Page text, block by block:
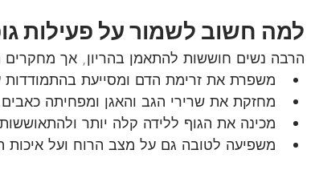
למה חשוב לשמור על פעילות
הרבה נשים חוששות להתאמן בהריון, אך מחקרים
משפרת את זרימת הדם ומסייעת
מחזקת את שרירי הגב והאגן ומפחיתה
מכינה את הגוף ללידה קלה יותר
משפיעה לטובה גם על מצב הרוח ועל איכות